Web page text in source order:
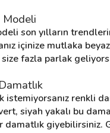
Modeli
son yılların
içinize mutlaka
fazla parlak
istemiyorsanız renkli
siyah yakalı bu
damatlık